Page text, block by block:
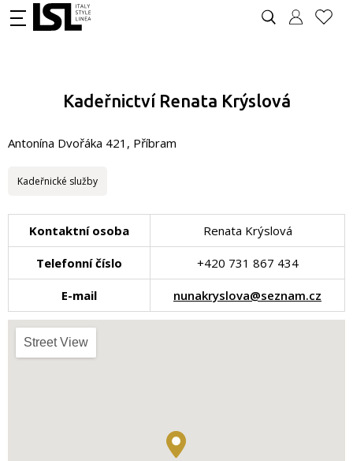
Kadeřnictví Renata Krýslová
Antonína Dvořáka 421, Příbram
Kadeřnické služby
Kontaktní osoba Renata Krýslová
Telefonní číslo +420 731 867 434
E-mail nunakryslova@seznam.cz
Street View